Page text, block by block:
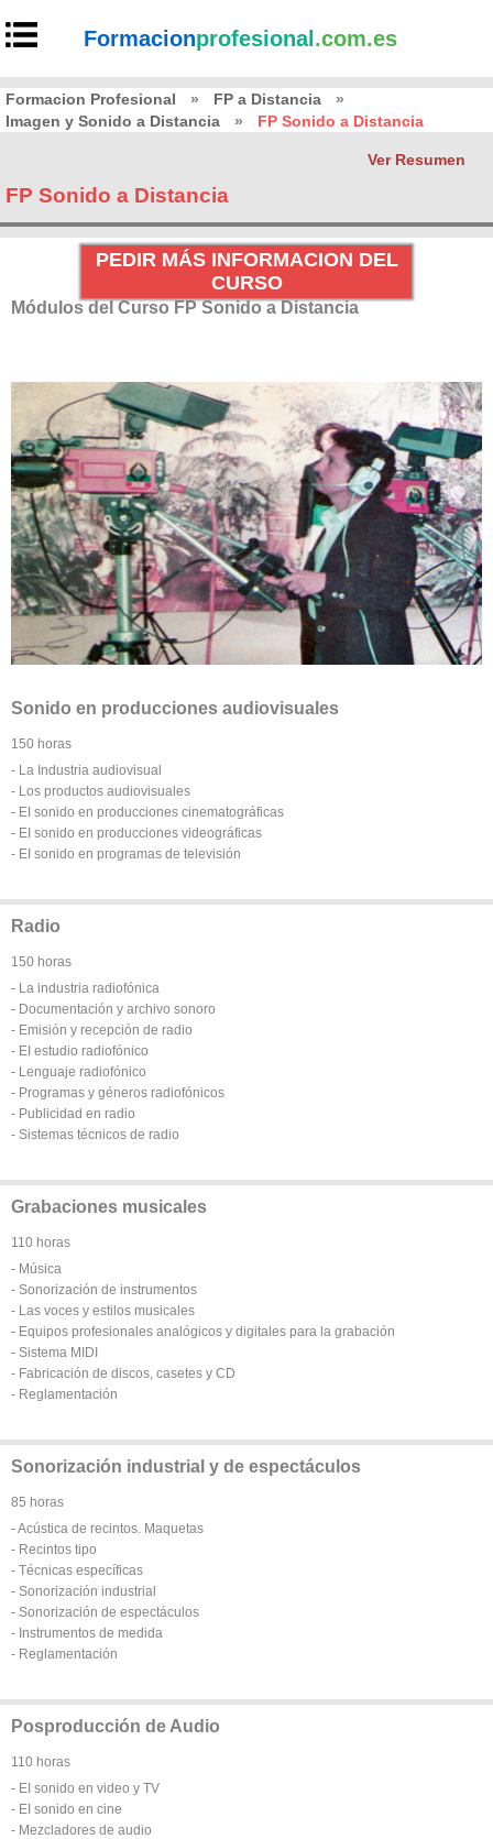
Formacionprofesional .com.es
Formacion Profesional » FP a Distancia
»
Imagen y Sonido a Distancia
» FP Sonido a Distancia
Ver Resumen
FP Sonido a Distancia
PEDIR MÁS INFORMACION DEL
CURSO
Módulos del Curso FP Sonido a Distancia
Sonido en producciones audiovisuales
150 horas
- La Industria audiovisual
- Los productos audiovisuales
- EI sonido en producciones cinematográficas
- EI sonido en producciones videográficas
- EI sonido en programas de televisión
Radio
150 horas
- La industria radiofónica
- Documentación y archivo sonoro
- Emisión y recepción de radio
- EI estudio radiofónico
- Lenguaje radiofónico
- Programas y géneros radiofónicos
- Publicidad en radio
- Sistemas técnicos de radio
Grabaciones musicales
110 horas
- Música
- Sonorización de instrumentos
- Las voces y estilos musicales
- Equipos profesionales analógicos y digitales para la grabación
- Sistema MIDI
- Fabricación de discos, casetes y CD
- Reglamentación
Sonorización industrial y de espectáculos
85 horas
- Acústica de recintos. Maquetas
- Recintos tipo
- Técnicas específicas
- Sonorización industrial
- Sonorización de espectáculos
- Instrumentos de medida
- Reglamentación
Posproducción de Audio
110 horas
- EI sonido en video y TV
- EI sonido en cine
- Mezcladores de audio